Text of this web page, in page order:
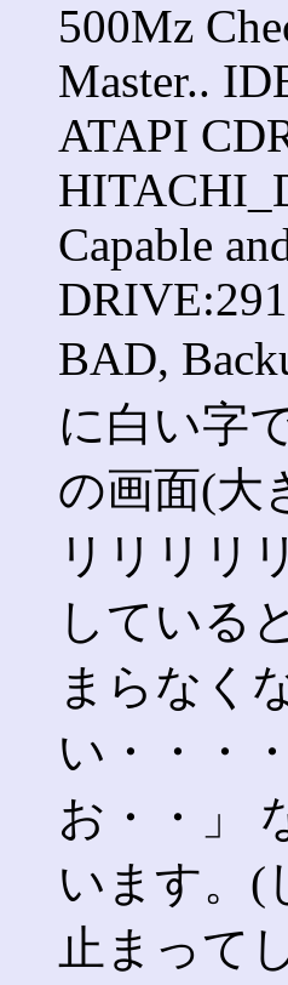
500Mz
Master..
ATAPI
Capable
BAD,
に白い字
の画面(大
リリリリ
している
まらなく
い・・・
お・・」
います。(
止まって